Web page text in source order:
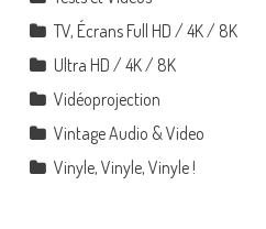
TV, Écrans Full HD / 4K / 8K
Ultra HD / 4K / 8K
Vidéoprojection
Vintage Audio & Video
Vinyle, Vinyle, Vinyle !